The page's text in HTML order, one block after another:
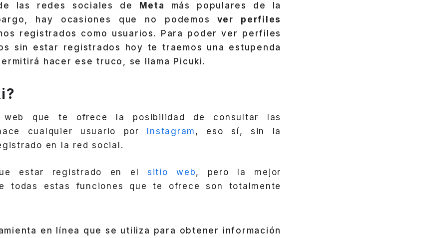
las redes sociales de Meta
más populares de la
hay ocasiones que no podemos
ver perfiles
registrados como usuarios. Para poder ver perfiles
sin estar registrados hoy te traemos una estupenda
hacer ese truco, se llama Picuki.
que te ofrece la posibilidad de consultar las
cualquier usuario por
Instagram , eso sí, sin la
en la red social.
estar registrado en el sitio web, pero la mejor
todas estas funciones que te ofrece son totalmente
en línea que se utiliza para obtener información